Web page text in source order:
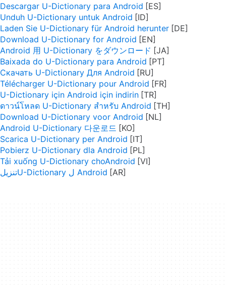
Descargar U-Dictionary para Android
Unduh U-Dictionary untuk Android
Laden Sie U-Dictionary für Android herunter
Download U-Dictionary for Android
Android 用 U-Dictionary をダウンロード
Baixada do U-Dictionary para Android
Скачать U-Dictionary Для Android
Télécharger U-Dictionary pour Android
U-Dictionary için Android için indirin
ดาวน์โหลด U-Dictionary สำหรับ Android
Download U-Dictionary voor Android
Android U-Dictionary 다운로드
Scarica U-Dictionary per Android
Pobierz U-Dictionary dla Android
Tải xuống U-Dictionary choAndroid
تنزيلU-Dictionary ل Android